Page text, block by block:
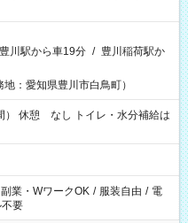
豊川駅から車19分 / 豊川稲荷駅か
：愛知県豊川市白鳥町）
は
副業・WワークOK / 服装自由 / 電
要